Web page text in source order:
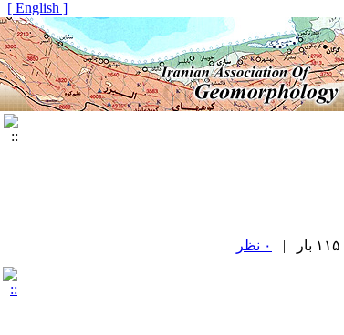
[ English ]
۰ نظر